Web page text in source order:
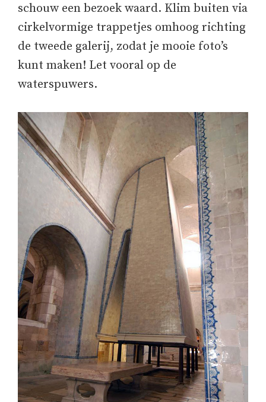
schouw een bezoek waard. Klim buiten via
cirkelvormige trappetjes omhoog richting
de tweede galerij, zodat je mooie foto’s
kunt maken! Let vooral op de
waterspuwers.